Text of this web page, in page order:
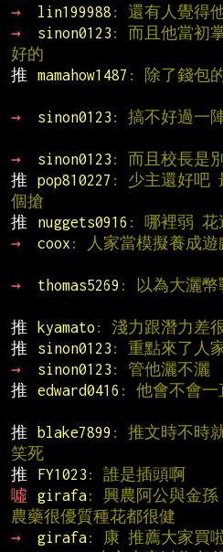
→
lin199988 : 還有人覺得
→
sinon0123 : 而且他當初
好的
推
mamahow1487 : 除了錢包
→
sinon0123 : 搞不好過一
→
sinon0123 : 而且校長是
推
pop810227 : 少主還好吧
個搶
推
nuggets0916 : 哪裡弱 花
→
coox : 人家當模擬養成遊
→
thomas5269 : 以為大灑幣
推
kyamato : 淺力跟潛力差
推
sinon0123 : 重點來了人
→
sinon0123 : 管他灑不灑
推
edward0416 : 他會不會一
推
blake7899 : 推文時不時
笑死
推
FY1023 : 誰是插頭啊
噓
girafa: 興農阿公與金孫
農藥很優質種花都很健
→
girafa: 康 推薦大家買